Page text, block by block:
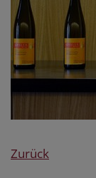
Zurück